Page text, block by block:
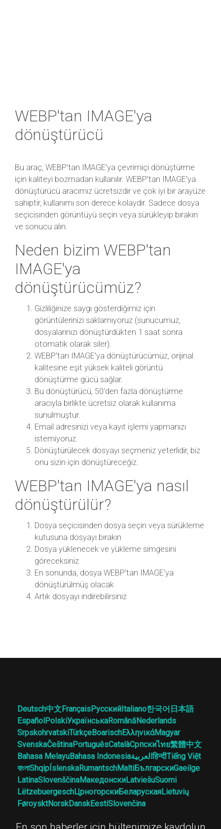
WEBP'tan IMAGE'ya
dönüştürücü
Bu araç, WEBP'tan IMAGE'ya çevrimiçi dönüştürme
için kaliteyi bozmadan kullanılır. WEBP'tan IMAGE'ya
dönüştürücü aracımız ücretsizdir ve çok iyi bir arayüze
sahiptir, kullanımı son derece kolaydır. Sadece dosya
seçicisinden görüntüyü seçin veya sürükleyip bırakın
ve sonucu alın.
Neden bizim WEBP'tan
IMAGE'ya
dönüştürücümüz?
Gizliliğinize saygı gösterdiğimiz için
görüntülerinizi saklamıyoruz (sunucumuz,
dosyalarınızı dönüştürdükten 1 saat sonra
otomatik olarak siler).
WEBP'tan IMAGE'ya dönüştürücümüz, orijinal
kalitesine eşit yüksek kaliteli görüntü
dönüştürme gücü sağlar.
Bu dönüştürücü, 50'den fazla dönüştürme
aracıyla birlikte ücretsiz olarak kullanıma
sunulmuştur.
Email adresinizi veya kayıt işlemi yapmanızı
istemiyoruz.
Dönüştürülecek dosyayı seçmeniz yeterlidir, biz
onu sizin için dönüştüreceğiz.
WEBP'tan IMAGE'ya nasıl
dönüştürülür?
Dosya seçicisinden dosya seçin veya sürükleme
kutusuna dosyayı bırakın
Dosya yüklenecek ve yükleme simgesini
göreceksiniz
En sonunda, dosya WEBP'tan IMAGE'ya
dönüştürülmüş olacak
Artık dosyayı indirebilirsiniz
Deutsch中文FrançaisРусскийItaliano한국어 日本語
EspañolPolskiУкраїнськаRomânăNederlands
SrpskohrvatskiTürkçeBoarischΕλληνικάMagyar
SvenskaČeštinaPortuguêsCatalàСрпскиไทย繁體中文
Bahasa MelayuBahasa Indonesiaالعربيةहिन्दीTiếng Việt
বাংলাShqipÍslenskaRumantschMaltiБългарскиGaeilge
LatinaSlovenščinaМакедонскиLatviešuSuomi
LëtzebuergeschЦрногорскиБеларускаяLietuvių
FøroysktNorskDanskEestiSlovenčina